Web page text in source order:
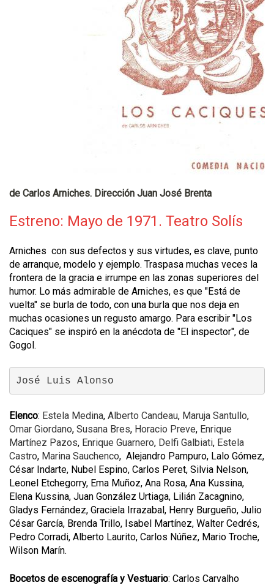
de Carlos Arniches. Dirección Juan José Brenta
Estreno: Mayo de 1971. Teatro Solís
Arniches con sus defectos y sus virtudes, es clave, punto
de arranque, modelo y ejemplo. Traspasa muchas veces la
frontera de la gracia e irrumpe en las zonas superiores del
humor. Lo más admirable de Arniches, es que "Está de
vuelta" se burla de todo, con una burla que nos deja en
muchas ocasiones un regusto amargo. Para escribir "Los
Caciques" se inspiró en la anécdota de "El inspector", de
Gogol.
José Luis Alonso
Elenco: Estela Medina, Alberto Candeau, Maruja Santullo,
Omar Giordano, Susana Bres, Horacio Preve, Enrique
Martínez Pazos, Enrique Guarnero, Delfi Galbiati, Estela
Castro, Marina Sauchenco, Alejandro Pampuro, Lalo Gómez,
César Indarte, Nubel Espino, Carlos Peret, Silvia Nelson,
Leonel Etchegorry, Ema Muñoz, Ana Rosa, Ana Kussina,
Elena Kussina, Juan González Urtiaga, Lilián Zacagnino,
Gladys Fernández, Graciela Irrazabal, Henry Burgueño, Julio
César García, Brenda Trillo, Isabel Martínez, Walter Cedrés,
Pedro Corradi, Alberto Laurito, Carlos Núñez, Mario Troche,
Wilson Marín.
Bocetos de escenografía y Vestuario: Carlos Carvalho